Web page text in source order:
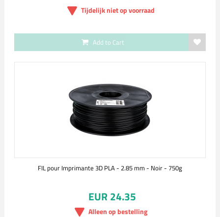
Tijdelijk niet op voorraad
Add to Cart
FIL pour Imprimante 3D PLA - 2.85 mm - Noir - 750g
EUR 24.35
Alleen op bestelling